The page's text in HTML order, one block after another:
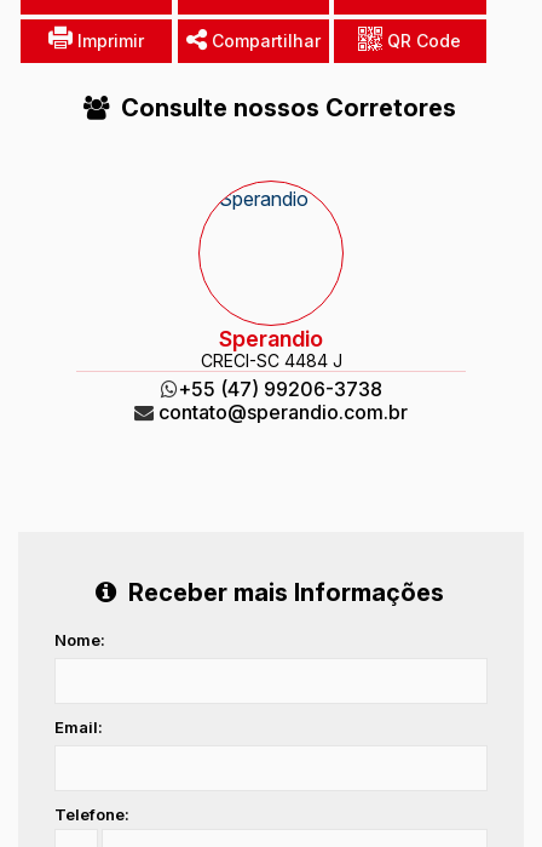
Imprimir Compartilhar QR Code
Consulte nossos Corretores
Sperandio
CRECI-SC 4484 J
+55 (47) 99206-3738
contato@sperandio.com.br
Receber mais Informações
Nome:
Email:
Telefone: